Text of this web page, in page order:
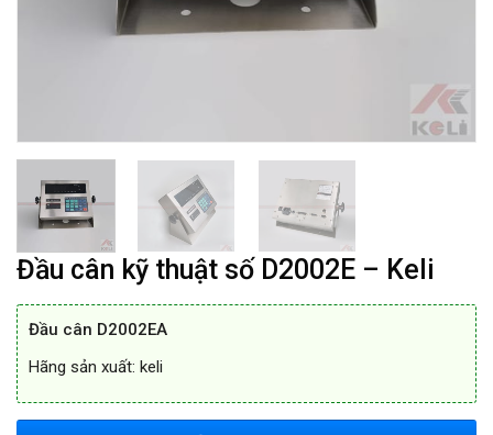
Đầu cân kỹ thuật số D2002E – Keli
Đầu cân D2002EA
Hãng sản xuất: keli